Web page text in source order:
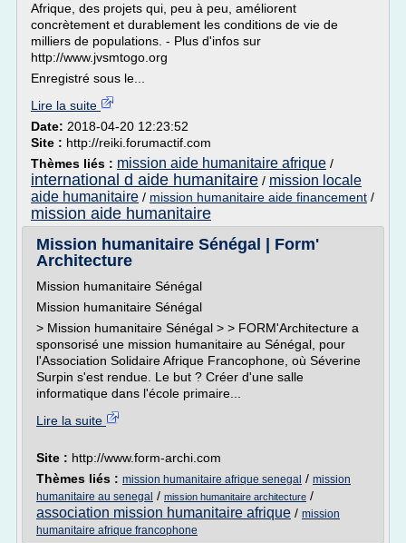
Afrique, des projets qui, peu à peu, améliorent
concrètement et durablement les conditions de vie de
milliers de populations. - Plus d'infos sur
http://www.jvsmtogo.org
Enregistré sous le...
Lire la suite
Date: 2018-04-20 12:23:52
Site : http://reiki.forumactif.com
Thèmes liés : mission aide humanitaire afrique /
international d aide humanitaire / mission locale
aide humanitaire / mission humanitaire aide financement /
mission aide humanitaire
Mission humanitaire Sénégal | Form'
Architecture
Mission humanitaire Sénégal
Mission humanitaire Sénégal
> Mission humanitaire Sénégal > > FORM'Architecture a
sponsorisé une mission humanitaire au Sénégal, pour
l'Association Solidaire Afrique Francophone, où Séverine
Surpin s'est rendue. Le but ? Créer d'une salle
informatique dans l'école primaire...
Lire la suite
Site : http://www.form-archi.com
Thèmes liés : mission humanitaire afrique senegal / mission
humanitaire au senegal / mission humanitaire architecture /
association mission humanitaire afrique / mission
humanitaire afrique francophone